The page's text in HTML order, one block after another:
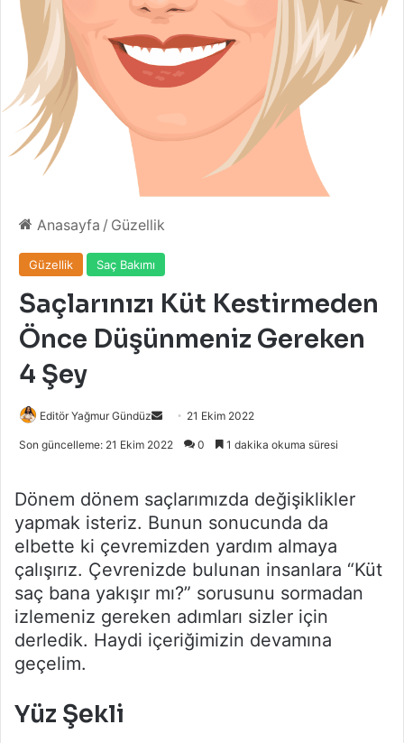
Anasayfa / Güzellik
Güzellik Saç Bakımı
Saçlarınızı Küt Kestirmeden
Önce Düşünmeniz Gereken
4 Şey
Editör Yağmur Gündüz
Bir
21 Ekim 2022
Son güncelleme: 21 Ekim 2022 0 1 dakika okuma süresi
Dönem dönem saçlarımızda değişiklikler
yapmak isteriz. Bunun sonucunda da
elbette ki çevremizden yardım almaya
çalışırız. Çevrenizde bulunan insanlara “Küt
saç bana yakışır mı?” sorusunu sormadan
izlemeniz gereken adımları sizler için
derledik. Haydi içeriğimizin devamına
geçelim.
Yüz Şekli